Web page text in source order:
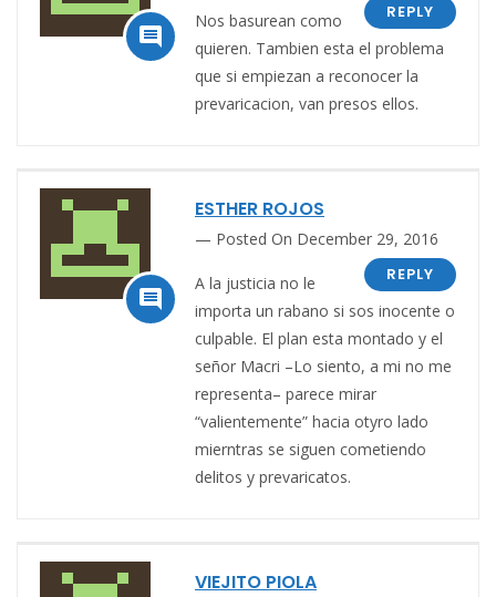

REPLY
Nos basurean como
quieren. Tambien esta el problema
que si empiezan a reconocer la
prevaricacion, van presos ellos.

ESTHER ROJOS
Posted On December 29, 2016
REPLY
A la justicia no le
importa un rabano si sos inocente o
culpable. El plan esta montado y el
señor Macri –Lo siento, a mi no me
representa– parece mirar
“valientemente” hacia otyro lado
mierntras se siguen cometiendo
delitos y prevaricatos.
VIEJITO PIOLA